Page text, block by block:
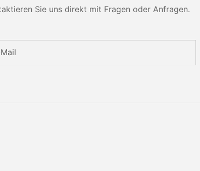
Sie uns direkt mit Fragen oder Anfragen.